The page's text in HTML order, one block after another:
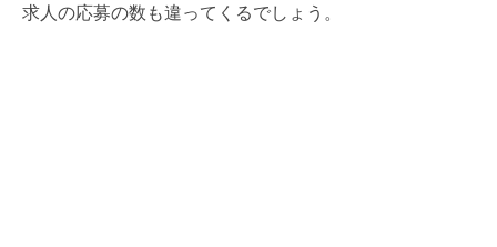
求人の応募の数も違ってくるでしょう。